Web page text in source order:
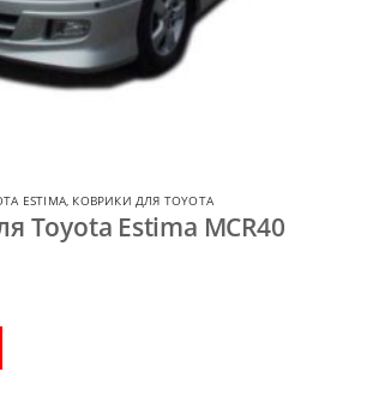
ESTIMA, КОВРИКИ ДЛЯ TOYOTA
Toyota Estima MCR40